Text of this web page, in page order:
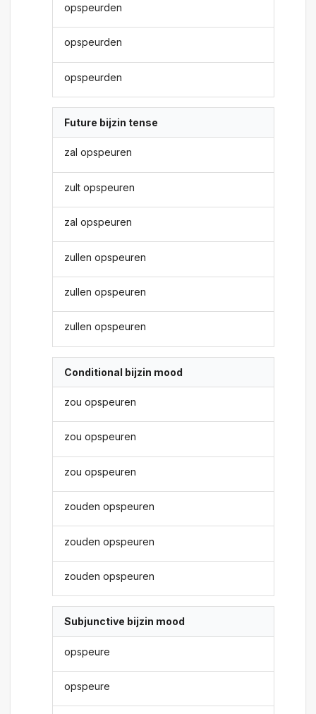
opspeurden
opspeurden
opspeurden
Future bijzin tense
zal opspeuren
zult opspeuren
zal opspeuren
zullen opspeuren
zullen opspeuren
zullen opspeuren
Conditional bijzin mood
zou opspeuren
zou opspeuren
zou opspeuren
zouden opspeuren
zouden opspeuren
zouden opspeuren
Subjunctive bijzin mood
opspeure
opspeure